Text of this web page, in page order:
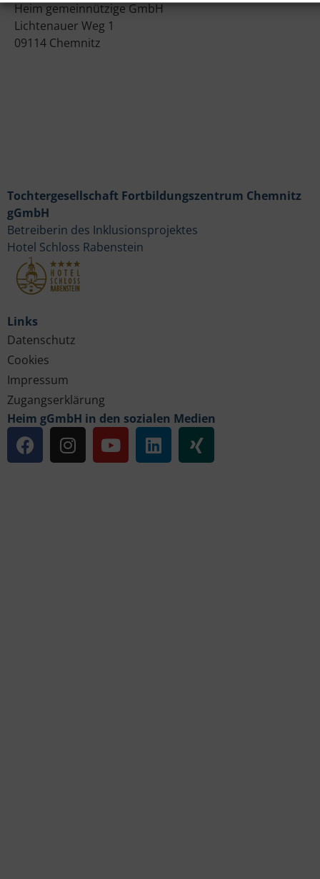
Heim gemeinnützige GmbH
Lichtenauer Weg 1
09114 Chemnitz
Links
Datenschutz
Cookies
Impressum
Zugangserklärung
Heim gGmbH in den sozialen Medien
Tochtergesellschaft Fortbildungszentrum Chemnitz
gGmbH
Betreiberin des Inklusionsprojektes
Hotel Schloss Rabenstein